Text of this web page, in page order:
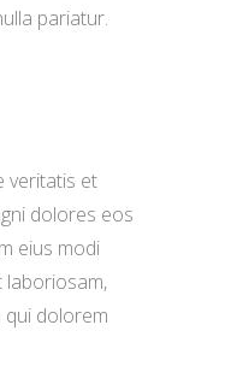
pariatur.
veritatis et
dolores eos
eius modi
laboriosam,
qui dolorem